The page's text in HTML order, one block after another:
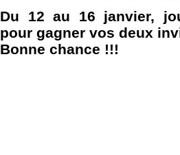
Du 12 au 16 janvier,
pour gagner vos deux
Bonne chance !!!